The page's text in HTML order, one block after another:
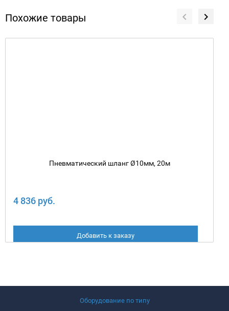
Похожие товары
Пневматический шланг Ø10мм, 20м
4 836 руб.
Добавить к заказу
Оборудование по типу